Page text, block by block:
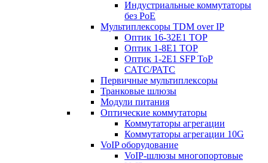
Индустриальные коммутаторы
без PoE
Мультиплексоры TDM over IP
Оптик 16-32E1 TOP
Оптик 1-8E1 TOP
Оптик 1-2E1 SFP ToP
САТС/РАТС
Первичные мультиплексоры
Транковые шлюзы
Модули питания
Оптические коммутаторы
Коммутаторы агрегации
Коммутаторы агрегации 10G
VoIP оборудование
VoIP-шлюзы многопортовые